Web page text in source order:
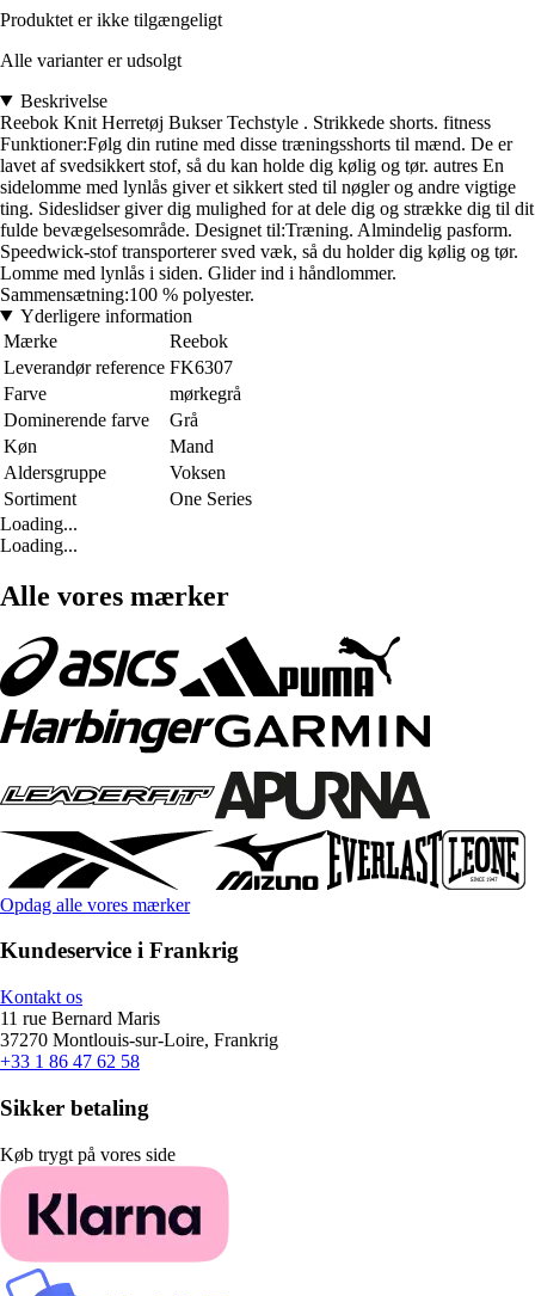
Produktet er ikke tilgængeligt
Alle varianter er udsolgt
Beskrivelse
Reebok Knit Herretøj Bukser Techstyle . Strikkede shorts. fitness
Funktioner:Følg din rutine med disse træningsshorts til mænd. De er
lavet af svedsikkert stof, så du kan holde dig kølig og tør. autres En
sidelomme med lynlås giver et sikkert sted til nøgler og andre vigtige
ting. Sideslidser giver dig mulighed for at dele dig og strække dig til dit
fulde bevægelsesområde. Designet til:Træning. Almindelig pasform.
Speedwick-stof transporterer sved væk, så du holder dig kølig og tør.
Lomme med lynlås i siden. Glider ind i håndlommer.
Sammensætning:100 % polyester.
Yderligere information
Mærke
Reebok
Leverandør reference FK6307
Farve
mørkegrå
Dominerende farve
Grå
Køn
Mand
Aldersgruppe
Voksen
Sortiment
One Series
Loading...
Loading...
Alle vores mærker
Opdag alle vores mærker
Kundeservice i Frankrig
Kontakt os
11 rue Bernard Maris
37270 Montlouis-sur-Loire, Frankrig
+33 1 86 47 62 58
Sikker betaling
Køb trygt på vores side